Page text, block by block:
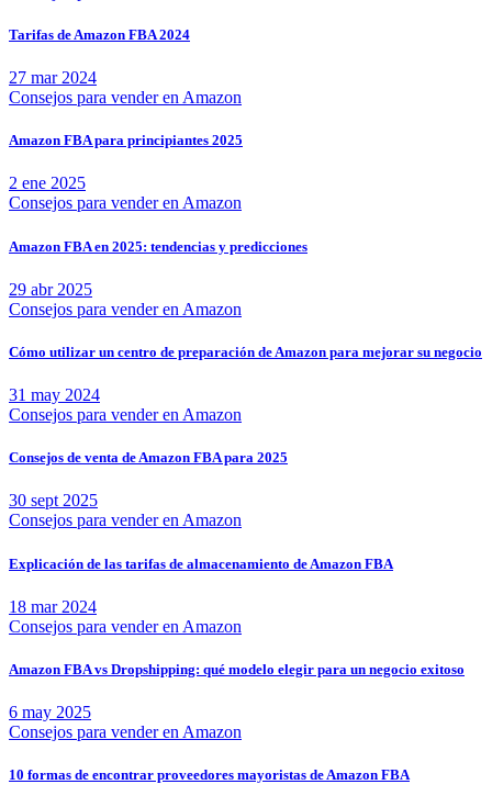
Tarifas de Amazon FBA 2024
27 mar 2024
Consejos para vender en Amazon
Amazon FBA para principiantes 2025
2 ene 2025
Consejos para vender en Amazon
Amazon FBA en 2025: tendencias y predicciones
29 abr 2025
Consejos para vender en Amazon
Cómo utilizar un centro de preparación de Amazon para mejorar su negocio
31 may 2024
Consejos para vender en Amazon
Consejos de venta de Amazon FBA para 2025
30 sept 2025
Consejos para vender en Amazon
Explicación de las tarifas de almacenamiento de Amazon FBA
18 mar 2024
Consejos para vender en Amazon
Amazon FBA vs Dropshipping: qué modelo elegir para un negocio exitoso
6 may 2025
Consejos para vender en Amazon
10 formas de encontrar proveedores mayoristas de Amazon FBA